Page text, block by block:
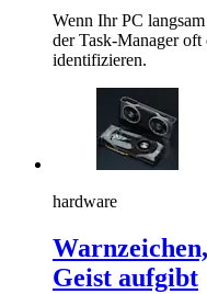
Wenn Ihr PC
der Task-Manager oft
identifizieren.
hardware
Geist aufgibt